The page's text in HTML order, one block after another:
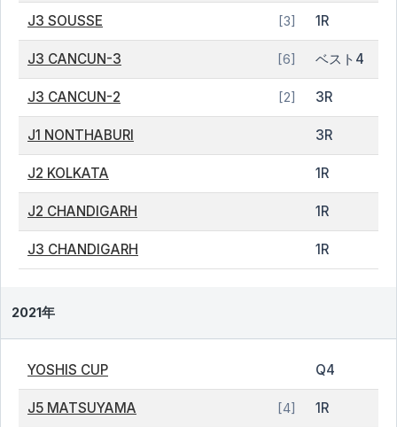
J3 SOUSSE [3] 1R
J3 CANCUN-3 [6] ベスト4
J3 CANCUN-2 [2] 3R
J1 NONTHABURI 3R
J2 KOLKATA 1R
J2 CHANDIGARH 1R
J3 CHANDIGARH 1R
2021年
YOSHIS CUP Q4
J5 MATSUYAMA [4] 1R